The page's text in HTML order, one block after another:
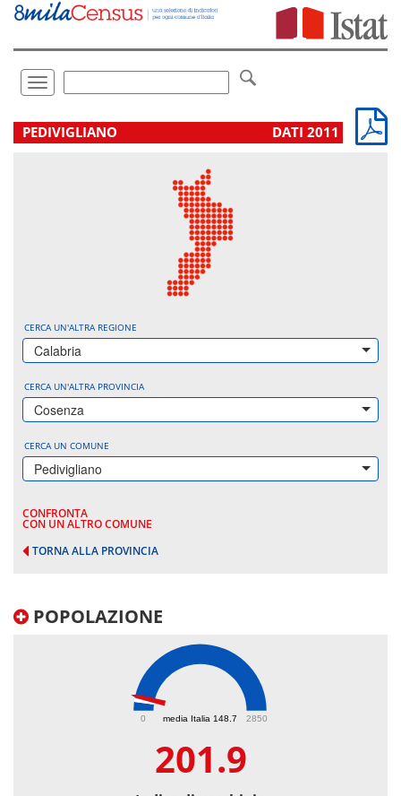
Vai
direttamente
Toggle
navigation
.
PEDIVIGLIANO DATI 2011
CERCA UN'ALTRA REGIONE
Calabria
CERCA UN'ALTRA PROVINCIA
Cosenza
CERCA UN COMUNE
Pedivigliano
CONFRONTA
CON UN ALTRO COMUNE
TORNA ALLA PROVINCIA
POPOLAZIONE
media Italia 148.7
0 2850
201.9